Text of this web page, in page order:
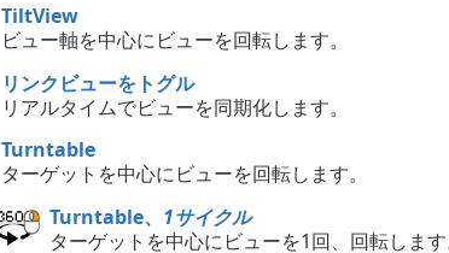
TiltView
ビュー軸を中心にビューを回転します。
リンクビューをトグル
リアルタイムでビューを同期化します。
Turntable
ターゲットを中心にビューを回転します。
Turntable、 1サイクル
ターゲットを中心にビューを1回、回転します